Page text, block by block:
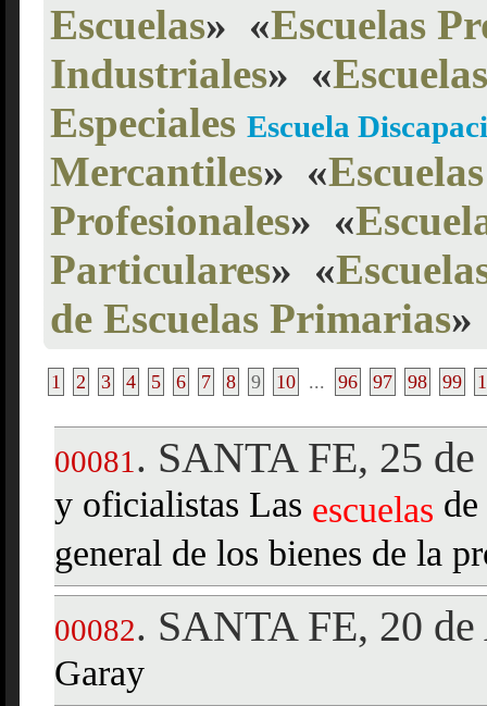
Escuelas» «Escuelas
Industriales» «
Especiales Escuela
Mercantiles» «
Profesionales» «
Particulares» «
de Escuelas Primarias»
1 2 3 4 5 6 7 8 9 10 ... 96 97 98 99
00081 . SANTA FE, 25
y oficialistas Las escuelas
general de los bienes de la
00082. SANTA FE, 20
Garay